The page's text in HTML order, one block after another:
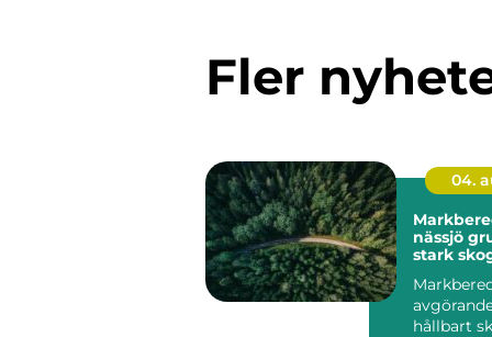
Fler
04.
nässjö grunden för
stark
hållbart